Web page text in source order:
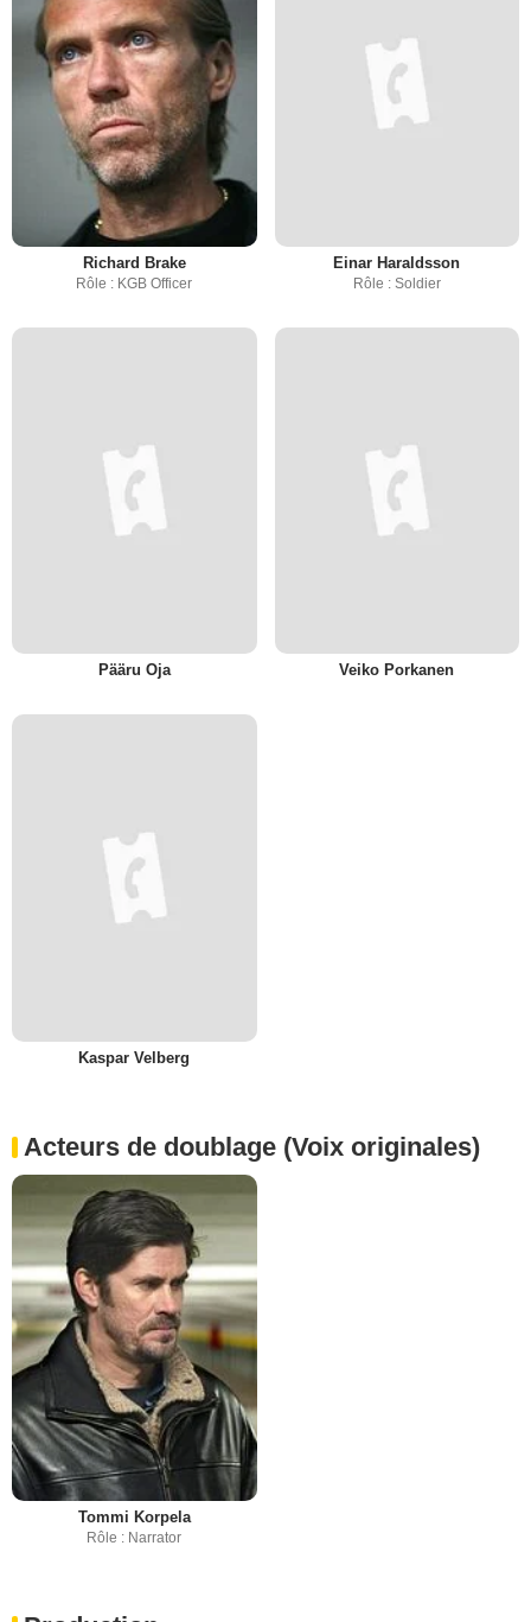
Richard Brake
Rôle : KGB Officer
Einar Haraldsson
Rôle : Soldier
Pääru Oja Veiko Porkanen
Kaspar Velberg
Acteurs de doublage (Voix originales)
Tommi Korpela
Rôle : Narrator